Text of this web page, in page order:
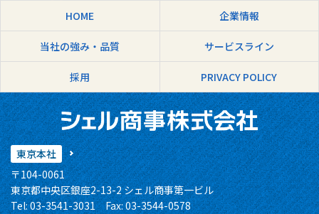
HOME
企業情報
当社の強み・品質 サービスライン
採用 PRIVACY POLICY
東京本社
〒104-0061
東京都中央区銀座2-13-2 シェル商事第一ビル
Tel: 03-3541-3031 Fax: 03-3544-0578